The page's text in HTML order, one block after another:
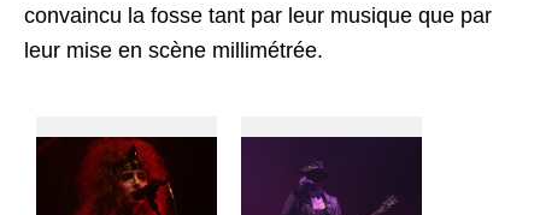
convaincu la fosse tant par leur musique que par
leur mise en scène millimétrée.